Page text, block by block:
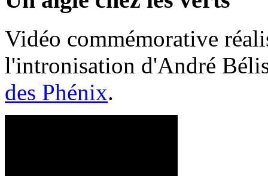
Vidéo commémorative
l'intronisation d'André
des Phénix.